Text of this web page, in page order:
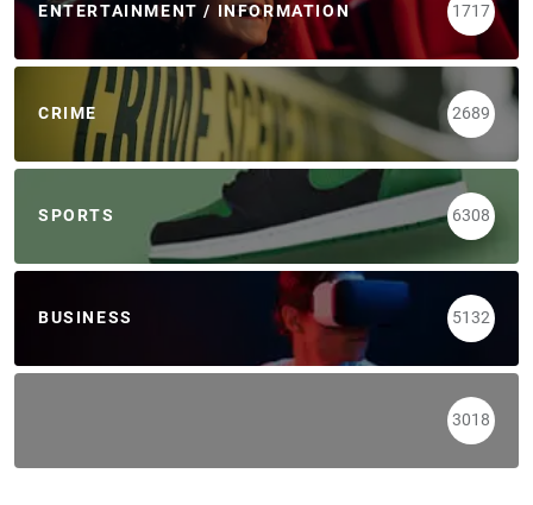
ENTERTAINMENT / INFORMATION 1717
CRIME 2689
SPORTS 6308
BUSINESS 5132
3018